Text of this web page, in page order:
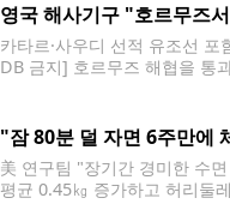
영국 해사기구 "호르무즈
카타르·사우디 선적 유조선
DB 금지] 호르무즈 해협을 통
"잠 80분 덜 자면 6주만
美 연구팀 "장기간 경미한 수
평균 0.45㎏ 증가하고 허리둘